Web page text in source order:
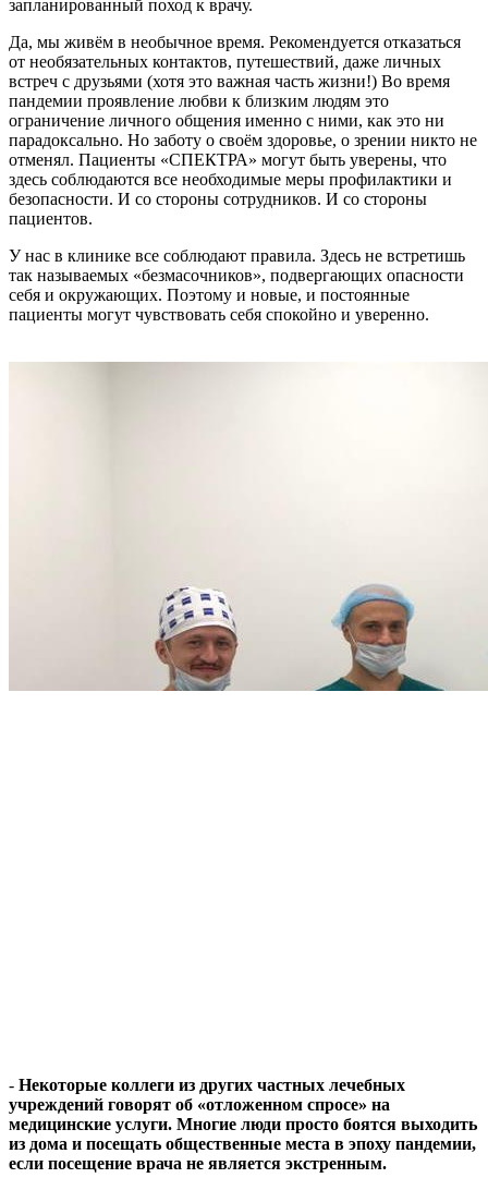
запланированный поход к врачу.
Да, мы живём в необычное время. Рекомендуется отказаться
от необязательных контактов, путешествий, даже личных
встреч с друзьями (хотя это важная часть жизни!) Во время
пандемии проявление любви к близким людям это
ограничение личного общения именно с ними, как это ни
парадоксально. Но заботу о своём здоровье, о зрении никто не
отменял. Пациенты «СПЕКТРА» могут быть уверены, что
здесь соблюдаются все необходимые меры профилактики и
безопасности. И со стороны сотрудников. И со стороны
пациентов.
У нас в клинике все соблюдают правила. Здесь не встретишь
так называемых «безмасочников», подвергающих опасности
себя и окружающих. Поэтому и новые, и постоянные
пациенты могут чувствовать себя спокойно и уверенно.
- Некоторые коллеги из других частных лечебных
учреждений говорят об «отложенном спросе» на
медицинские услуги. Многие люди просто боятся выходить
из дома и посещать общественные места в эпоху пандемии,
если посещение врача не является экстренным.